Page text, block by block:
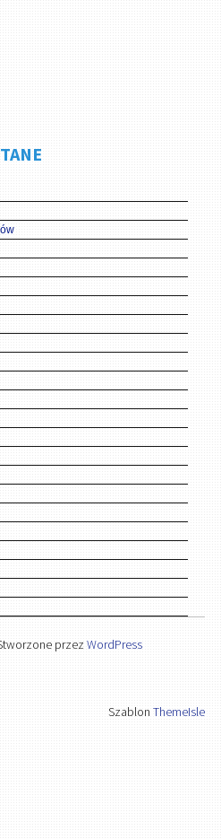
przez WordPress
SzablonThemeIsle